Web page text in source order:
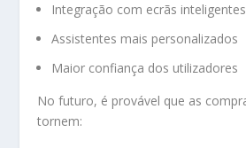
Integração com ecrãs inteligentes
Assistentes mais personalizados
Maior confiança dos utilizadores
No futuro, é provável que as
tornem: